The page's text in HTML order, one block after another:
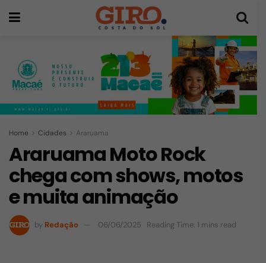
Home Cidades Araruama
Araruama Moto Rock
chega com shows, motos
e muita animação
by Redação 06/06/2025 Reading Time: 1 mins read